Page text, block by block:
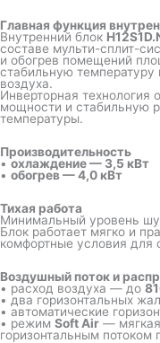
Главная функция
Внутренний блок
составе мульти-сплит-
и обогрев помещений
стабильную
воздуха.
Инверторная технология
мощности и стабильную
температуры.
Производительность
•охлаждение — 3,5 кВт
• обогрев — 4,0 кВт
Тихая работа
Минимальный уровень
Блок работает мягко и
комфортные условия для
Воздушный поток и
• расход воздуха — до
• два горизонтальных
• автоматические
• режим Soft Air —
горизонтальным